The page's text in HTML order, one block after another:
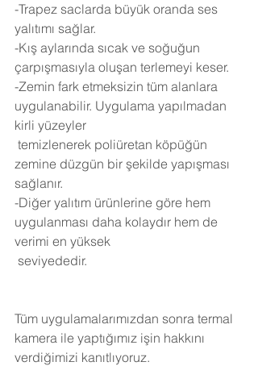
-Trapez saclarda büyük oranda ses
yalıtımı sağlar.
-Kış aylarında sıcak ve soğuğun
çarpışmasıyla oluşan terlemeyi keser.
-Zemin fark etmeksizin tüm alanlara
uygulanabilir. Uygulama yapılmadan
kirli yüzeyler
zemine düzgün bir şekilde yapışması
sağlanır.
-Diğer yalıtım ürünlerine göre hem
uygulanması daha kolaydır hem de
verimi en yüksek
seviyededir.
Tüm uygulamalarımızdan sonra termal
kamera ile yaptığımız işin hakkını
verdiğimizi kanıtlıyoruz.